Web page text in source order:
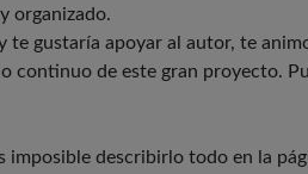
organizado.
gustaría apoyar al autor, te
de este gran proyecto.
imposible describirlo todo en la